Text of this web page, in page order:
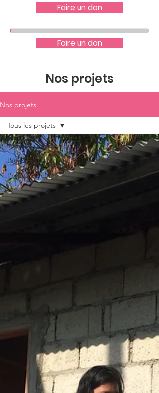
Faire un don
Faire un don
Nos projets
Nos projets
Tous les projets
Projets réalisés
Projets en cours
Tous les projets